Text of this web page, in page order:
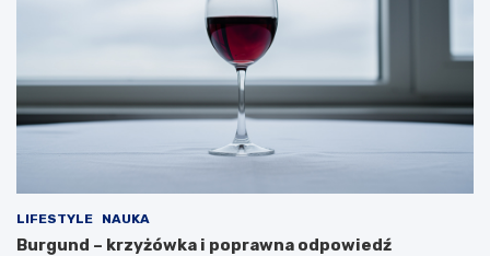
LIFESTYLE NAUKA
Burgund – krzyżówka i poprawna odpowiedź